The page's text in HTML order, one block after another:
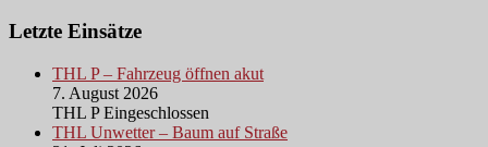
Letzte Einsätze
THL P – Fahrzeug öffnen akut
7. August 2026
THL P Eingeschlossen
THL Unwetter – Baum auf Straße